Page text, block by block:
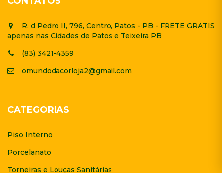
R. d Pedro II, 796, Centro, Patos - PB - FRETE GRATIS
apenas nas Cidades de Patos e Teixeira PB
(83) 3421-4359
omundodacorloja2@gmail.com
CATEGORIAS
Piso Interno
Porcelanato
Torneiras e Louças Sanitárias